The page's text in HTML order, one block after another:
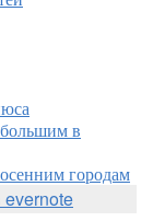
в
городам
evernote